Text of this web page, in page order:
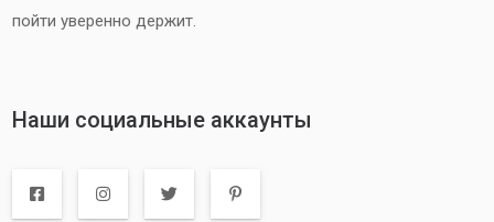
пойти уверенно держит.
Наши социальные аккаунты